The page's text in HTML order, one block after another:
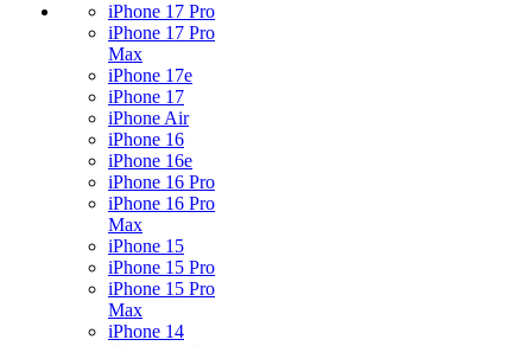
iPhone 17 Pro
iPhone 17 Pro
Max
iPhone 17e
iPhone 17
iPhone Air
iPhone 16
iPhone 16e
iPhone 16 Pro
iPhone 16 Pro
Max
iPhone 15
iPhone 15 Pro
iPhone 15 Pro
Max
iPhone 14